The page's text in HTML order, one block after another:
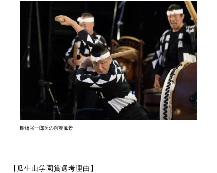
船橋裕一郎氏の演奏風景
【瓜生山学園賞選考理由】